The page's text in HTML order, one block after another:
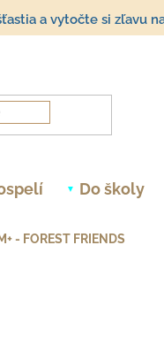
a vytočte si zľavu
Do školy
- FOREST FRIENDS